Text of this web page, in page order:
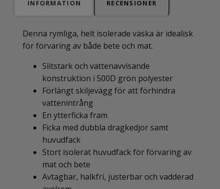
INFORMATION RECENSIONER
Denna rymliga, helt isolerade väska är idealisk
för förvaring av både bete och mat.
Slitstark och vattenavvisande
konstruktion i 500D grön polyester
Förlängt skiljevägg för att förhindra
vattenintrång
En ytterficka fram
Ficka med dubbla dragkedjor samt
huvudfack
Stort isolerat huvudfack för förvaring av
mat och bete
Avtagbar, halkfri, justerbar och vadderad